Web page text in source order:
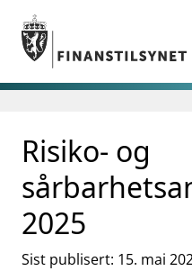
Gå til hovedinnhold
Gå til søkesiden
nettstedet
Tilsyn
Aktuelt
Finanstilsynets registre
Tema
Risiko- og
2025
Sist publisert: 15. mai